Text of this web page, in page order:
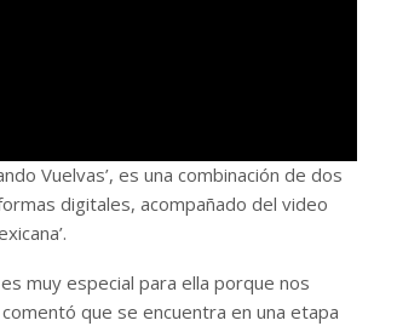
Vuelvas’, es una combinación de dos
digitales, acompañado del video
muy especial para ella porque nos
que se encuentra en una etapa